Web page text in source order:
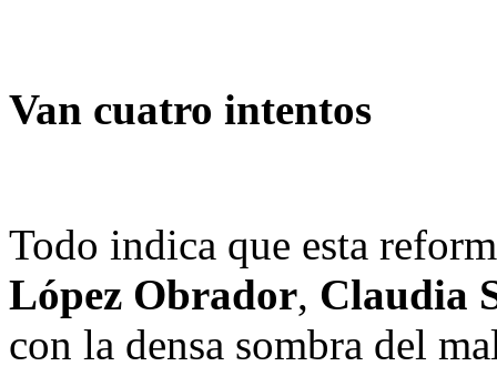
Van cuatro intentos
Todo indica que esta
López Obrador, Claudia
con la densa sombra del